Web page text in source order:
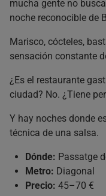
mucha gente no
noche reconocible de
Marisco, cócteles,
sensación constante
¿Es el restaurante
ciudad? No. ¿Tiene
Y hay noches donde
técnica de una salsa.
Dónde: Passatge
Metro: Diagonal
Precio: 45–70 €